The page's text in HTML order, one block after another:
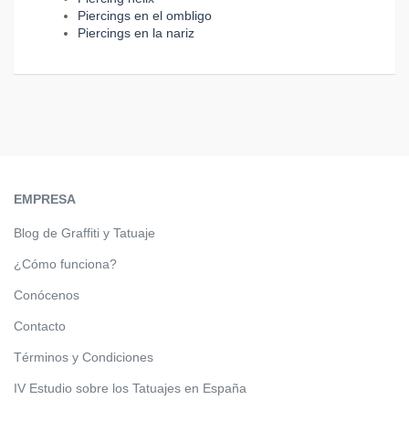
Piercings en el ombligo
Piercings en la nariz
EMPRESA
Blog de Graffiti y Tatuaje
¿Cómo funciona?
Conócenos
Contacto
Términos y Condiciones
IV Estudio sobre los Tatuajes en España